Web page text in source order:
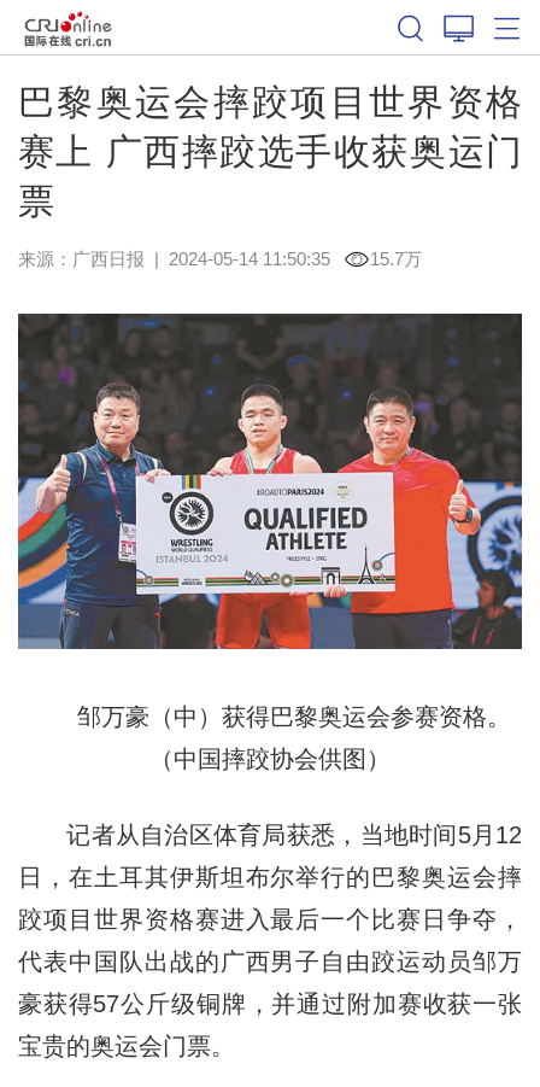
巴黎奥运会摔跤项目世界资格
赛上 广西摔跤选手收获奥运门
票
来源： 广西日报 | 2024-05-14 11:50:35 15.7万
邹万豪（中）获得巴黎奥运会参赛资格。
（中国摔跤协会供图）
记者从自治区体育局获悉，当地时间5月12
日，在土耳其伊斯坦布尔举行的巴黎奥运会摔
跤项目世界资格赛进入最后一个比赛日争夺，
代表中国队出战的广西男子自由跤运动员邹万
豪获得57公斤级铜牌，并通过附加赛收获一张
宝贵的奥运会门票。